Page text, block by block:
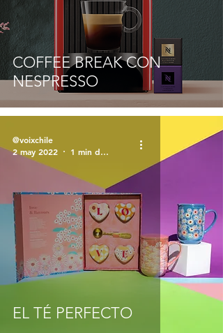
COFFEE BREAK CON
NESPRESSO
EL TÉ PERFECTO
@voixchile
2 may 2022
1 min de lectura